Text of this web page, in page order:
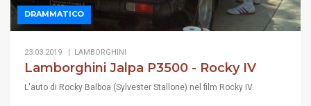
DRAMMATICO
23.03.2019 | LAMBORGHINI
Lamborghini Jalpa P3500 - Rocky IV
L'auto di Rocky Balboa (Sylvester Stallone) nel film Rocky IV.